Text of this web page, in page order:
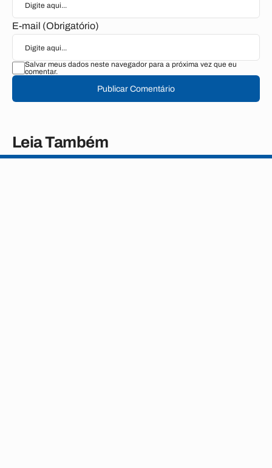
E-mail (Obrigatório)
Salvar meus dados neste navegador para a próxima vez que eu
comentar.
Publicar Comentário
Leia Também